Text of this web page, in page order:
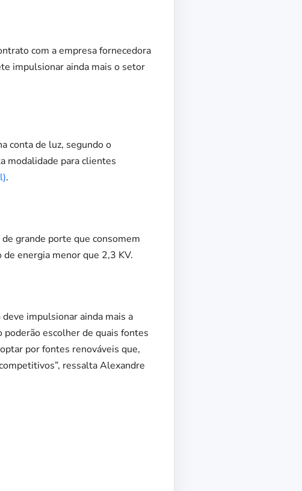
com a empresa fornecedora
impulsionar ainda mais o setor
conta de luz, segundo o
modalidade para clientes
.
grande porte que consomem
energia menor que 2,3 KV.
impulsionar ainda mais a
escolher de quais fontes
por fontes renováveis que,
ressalta Alexandre